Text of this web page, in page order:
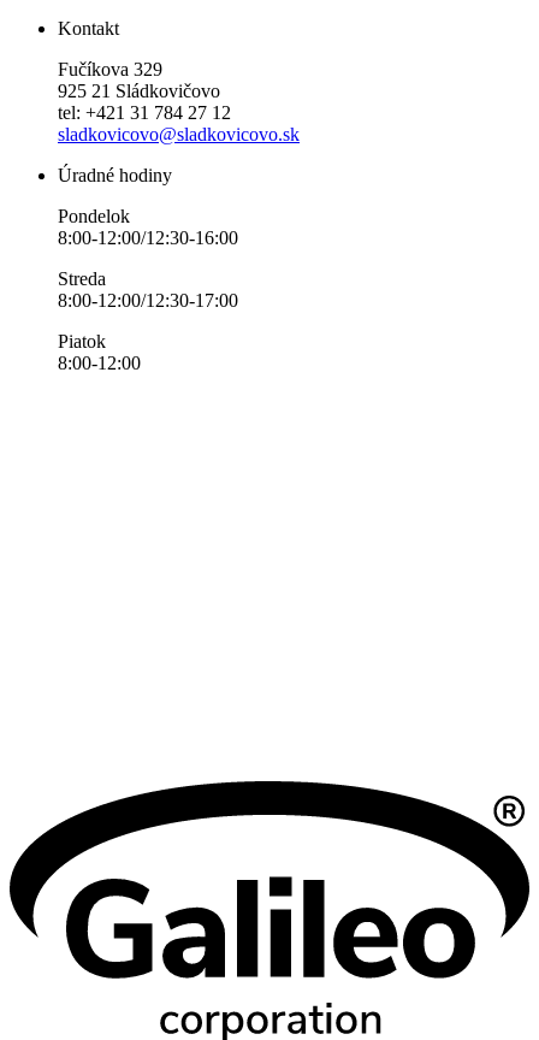
Kontakt
Fučíkova 329
925 21 Sládkovičovo
tel: +421 31 784 27 12
sladkovicovo@sladkovicovo.sk
Úradné hodiny
Pondelok
8:00-12:00/12:30-16:00
Streda
8:00-12:00/12:30-17:00
Piatok
8:00-12:00